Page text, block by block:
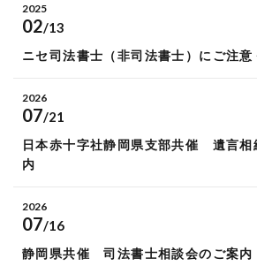
2025
02/13
ニセ司法書士（非司法書士）にご注意
2026
07/21
日本赤十字社静岡県支部共催 遺言相
内
2026
07/16
静岡県共催 司法書士相談会のご案内